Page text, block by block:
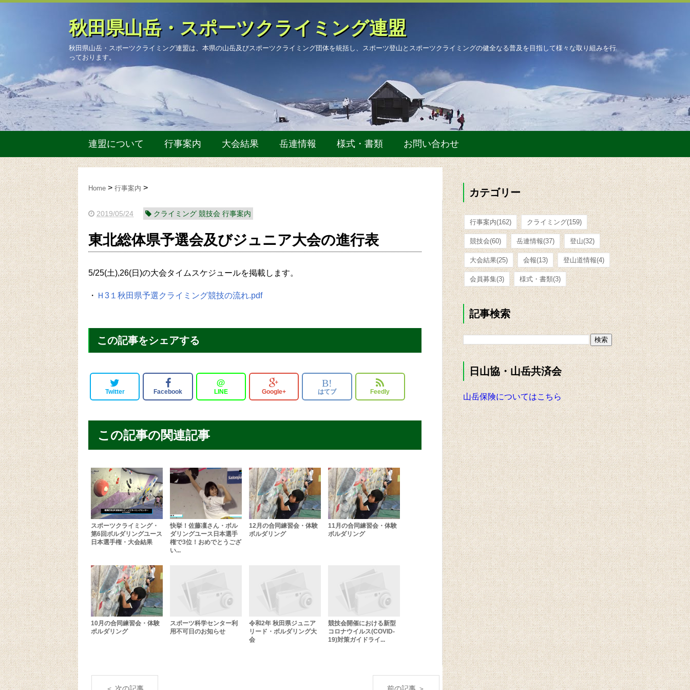
秋田県山岳・スポーツクライミング連盟
秋田県山岳・スポーツクライミング連盟は、本県の山岳及びスポーツクライミング団体を統括し、スポーツ登山とスポーツクライミングの健全なる普及を目指して様々な取り組みを行
っております。
連盟について 行事案内 大会結果 岳連情報 様式・書類 お問い合わせ
Home 行事案内
2019/05/24 クライミング 競技会 行事案内
東北総体県予選会及びジュニア大会の進行表
5/25(土),26(日)の大会タイムスケジュールを掲載します。
・ Ｈ3１秋田県予選クライミング競技の流れ.pdf
この記事をシェアする
Twitter Facebook
＠
LINE Google+
B!
はてブ Feedly
この記事の関連記事
スポーツクライミング・
第6回ボルダリングユース
日本選手権・大会結果
快挙！佐藤凜さん・ボル
ダリングユース日本選手
権で3位！おめでとうござ
い...
12月の合同練習会・体験
ボルダリング
11月の合同練習会・体験
ボルダリング
10月の合同練習会・体験
ボルダリング
スポーツ科学センター利
用不可日のお知らせ
令和2年 秋田県ジュニア
リード・ボルダリング大
会
競技会開催における新型
コロナウイルス(COVID-
19)対策ガイドライ...
カテゴリー
行事案内(162) クライミング(159)
競技会(60) 岳連情報(37) 登山(32)
大会結果(25) 会報(13) 登山道情報(4)
会員募集(3) 様式・書類(3)
記事検索
日山協・山岳共済会
山岳保険についてはこちら